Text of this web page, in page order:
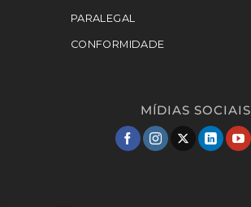
PARALEGAL
CONFORMIDADE
MÍDIAS SOCIAIS